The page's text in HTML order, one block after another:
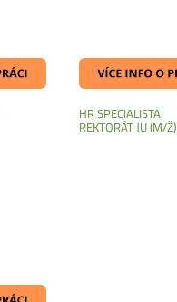
HR SPECIALISTA,
REKTORÁT JU (M/Ž)